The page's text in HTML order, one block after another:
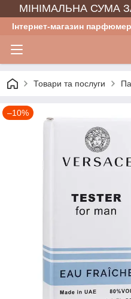
МІНІМАЛЬНА СУМА
Інтернет-магазин
Товари та послуги
–10%